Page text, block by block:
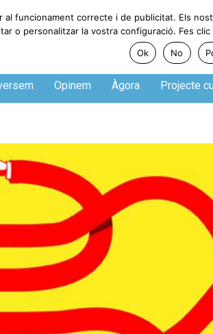
Opinem Àgora Projecte
funcionament correcte i de publicitat. Els
o personalitzar la vostra configuració. Fes clic
Ok
No